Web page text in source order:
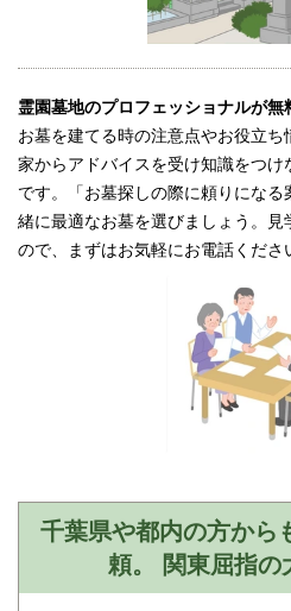
霊園墓地のプロフェッショナルが
お墓を建てる時の注意点やお役立
家からアドバイスを受け知識をつ
です。「お墓探しの際に頼りにな
緒に最適なお墓を選びましょう。
ので、まずはお気軽にお電話くださ
千葉県や都内の方から
頼。 関東屈指の